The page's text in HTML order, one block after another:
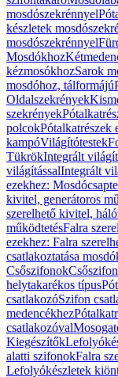
mosdószekrénnyel
készletek
mosdószekrénnyel
Mosdókhoz
kézmosókhozSarok
mosdóhoz, tálformájú
Oldalszekrények
szekrények
polcokPótalkatrészek
kampóVilágítótestek
TükrökIntegrált
világítássalIntegrált
ezekhez:
kivitel, generátoros
szerelhető kivitel,
működtetésFalra
ezekhez: Falra
csatlakoztatása
Csőszifonok
helytakarékos típus
csatlakozóSzifon
medencékhez
csatlakozóval
Kiegészítők
alatti szifonokFalra
Lefolyókészletek